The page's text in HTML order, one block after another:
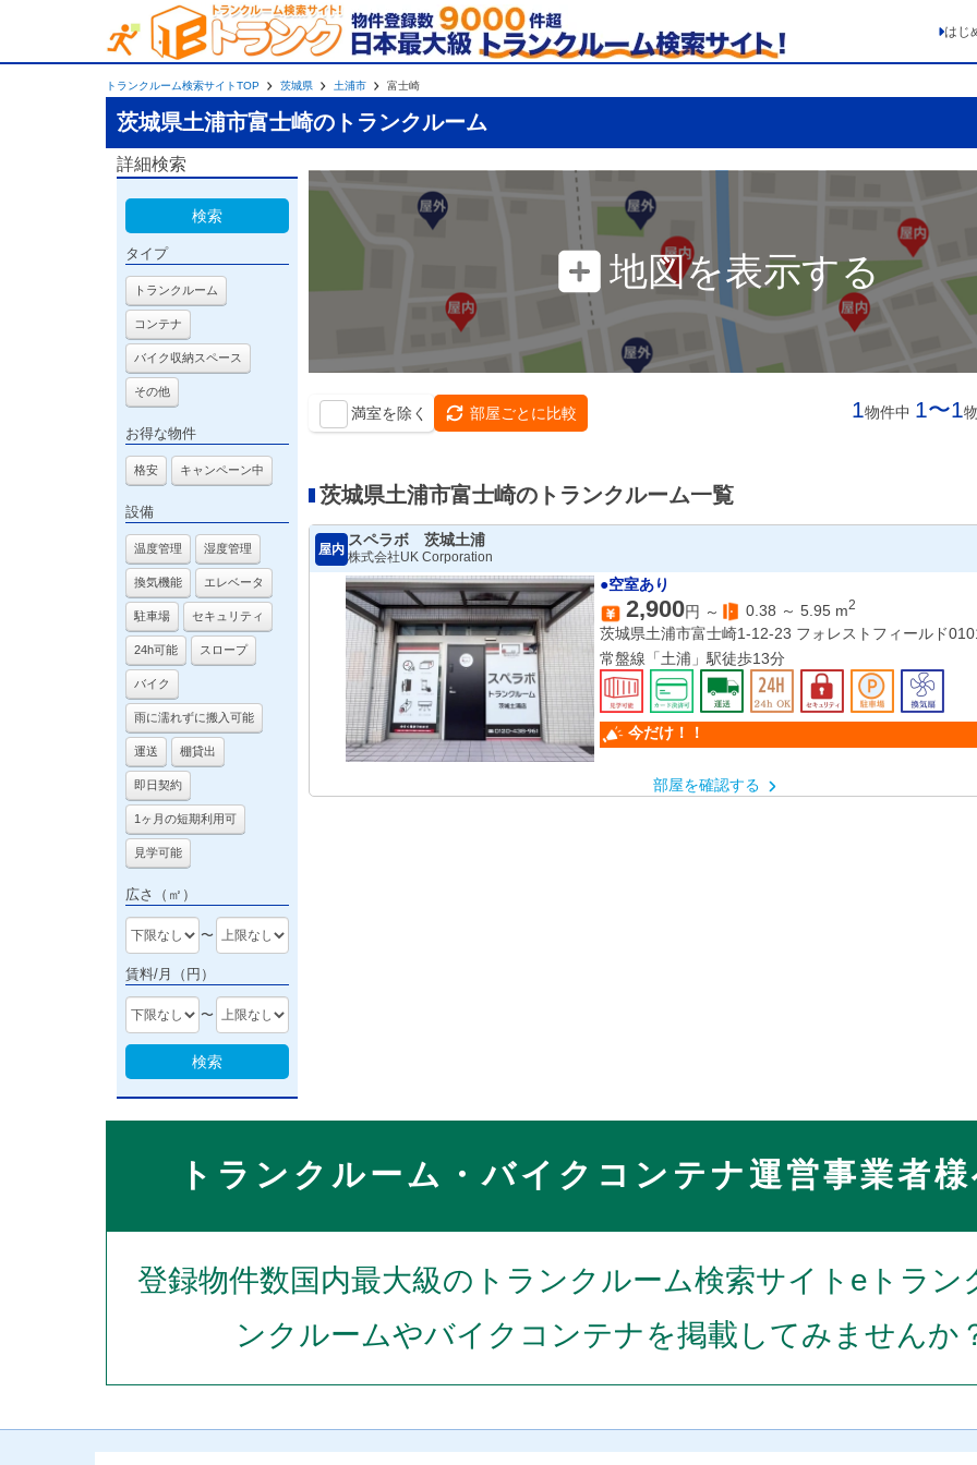
はじ
トランクルーム検索サイトTOP 茨城県 土浦市 富士崎
茨城県土浦市富士崎のトランクルーム
詳細検索
検索
タイプ
トランクルーム
コンテナ
バイク収納スペース
その他
お得な物件
格安 キャンペーン中
設備
温度管理 湿度管理
換気機能 エレベータ
駐車場 セキュリティ
24h可能 スロープ
バイク
雨に濡れずに搬入可能
運送 棚貸出
即日契約
1ヶ月の短期利用可
見学可能
広さ（㎡）
〜
賃料/月（円）
〜
検索
地図を表示する
満室を除く 部屋ごとに比較 1物件中 1〜1
茨城県土浦市富士崎のトランクルーム一覧
屋内
スペラボ 茨城土浦
株式会社UK Corporation
●空室あり
2,900円 ～ 0.38 ～ 5.95 m2
茨城県土浦市富士崎1-12-23 フォレストフィールド
常盤線「土浦」駅徒歩13分
今だけ！！
部屋を確認する
トランクルーム・バイクコンテナ運営事業者
登録物件数国内最大級のトランクルーム検索サイトeトラン
ンクルームやバイクコンテナを掲載してみませんか